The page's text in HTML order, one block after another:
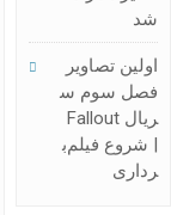
شد
اولین تصاویر
فصل سوم س
ریال Fallout
| شروع فیلم‌ب
رداری